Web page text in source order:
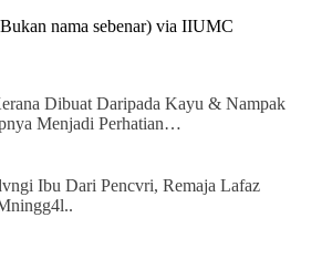
nama sebenar) via IIUMC
Dibuat Daripada Kayu & Nampak
Menjadi Perhatian…
Ibu Dari Pencvri, Remaja Lafaz